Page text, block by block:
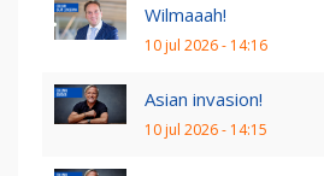
Wilmaaah!
10 jul 2026 - 14:16
Asian invasion!
10 jul 2026 - 14:15